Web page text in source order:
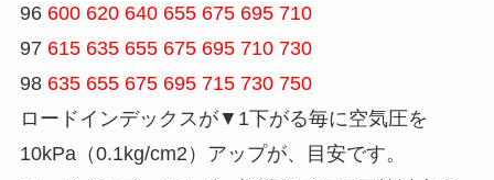
96 600 620 640 655 675 695 710
97 615 635 655 675 695 710 730
98 635 655 675 695 715 730 750
ロードインデックスが▼1下がる毎に空気圧を
10kPa（0.1kg/cm2）アップが、目安です。